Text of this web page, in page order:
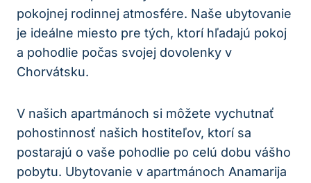
pokojnej rodinnej atmosfére. Naše ubytovanie
je ideálne miesto pre tých, ktorí hľadajú pokoj
a pohodlie počas svojej dovolenky v
Chorvátsku.
V našich apartmánoch si môžete vychutnať
pohostinnosť našich hostiteľov, ktorí sa
postarajú o vaše pohodlie po celú dobu vášho
pobytu. Ubytovanie v apartmánoch Anamarija